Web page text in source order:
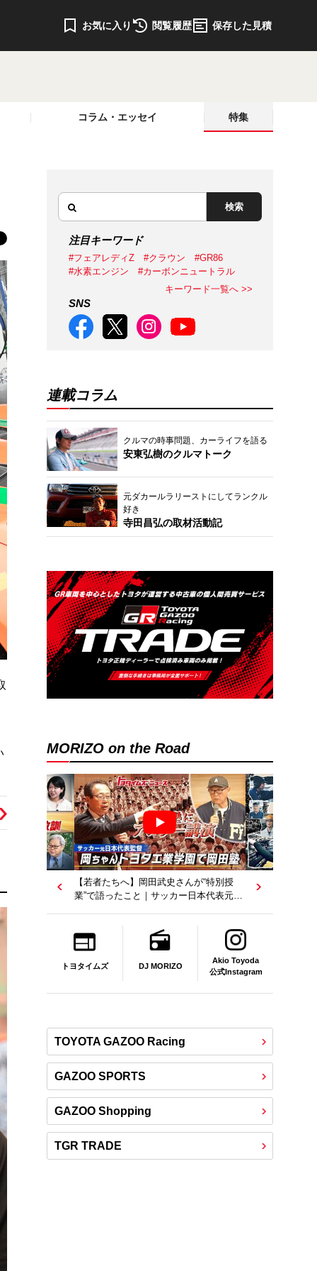
お気に入り 閲覧履歴 保存した見積
コラム・エッセイ 特集
検索
注目キーワード
#フェアレディZ #クラウン
#GR86
#水素エンジン
#カーボンニュートラル
キーワード一覧へ >>
SNS
連載コラム
クルマの時事問題、カーライフを語る
安東弘樹のクルマトーク
元ダカールラリーストにしてランクル
好き
寺田昌弘の取材活動記
MORIZO on the Road
【若者たちへ】岡田武史さんが“特別授
業”で語ったこと｜サッカー日本代表元監
トヨタイムズ DJ MORIZO
Akio Toyoda
公式Instagram
TOYOTA GAZOO Racing
GAZOO SPORTS
GAZOO Shopping
TGR TRADE